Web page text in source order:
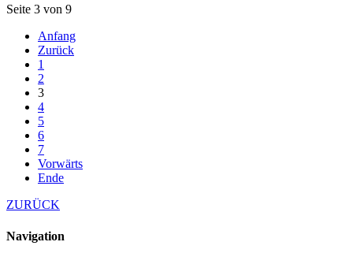
Seite 3 von 9
Anfang
Zurück
1
2
3
4
5
6
7
Vorwärts
Ende
ZURÜCK
Navigation